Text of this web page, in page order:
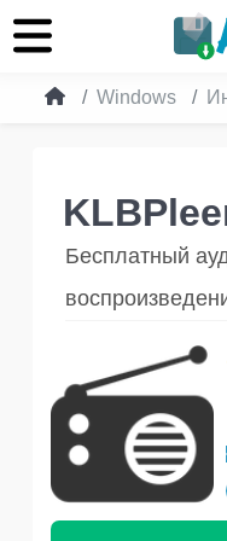
Windows
Бесплатный